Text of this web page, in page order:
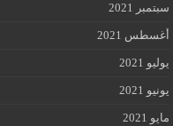
سبتمبر 2021
أغسطس 2021
يوليو 2021
يونيو 2021
مايو 2021